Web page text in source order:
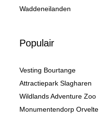
Waddeneilanden
Populair
Vesting Bourtange
Attractiepark Slagharen
Wildlands Adventure Zoo
Monumentendorp Orvelte